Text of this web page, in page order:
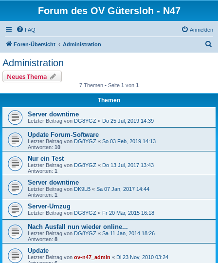
Forum des OV Gütersloh - N47
FAQ Anmelden
Foren-Übersicht Administration
Administration
Neues Thema
7 Themen • Seite 1 von 1
Themen
Server downtime
Letzter Beitrag von DG8YGZ « Do 25 Jul, 2019 14:39
Update Forum-Software
Letzter Beitrag von DG8YGZ « So 03 Feb, 2019 14:13
Antworten: 10
Nur ein Test
Letzter Beitrag von DG8YGZ « Do 13 Jul, 2017 13:43
Antworten: 1
Server downtime
Letzter Beitrag von DK9LB « Sa 07 Jan, 2017 14:44
Antworten: 1
Server-Umzug
Letzter Beitrag von DG8YGZ « Fr 20 Mär, 2015 16:18
Nach Ausfall nun wieder online...
Letzter Beitrag von DG8YGZ « Sa 11 Jan, 2014 18:26
Antworten: 8
Update
Letzter Beitrag von ov-n47_admin « Di 23 Nov, 2010 03:24